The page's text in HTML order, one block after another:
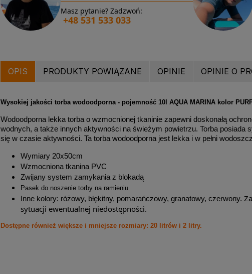
Masz pytanie? Zadzwoń:
+48 531 533 033
OPIS PRODUKTY POWIĄZANE OPINIE OPINIE O
Wysokiej jakości torba wodoodporna - pojemność 10l AQUA MARINA kolor
Wodoodporna lekka torba o wzmocnionej tkaninie zapewni doskonałą
wodnych, a także innych aktywności na świeżym powietrzu. Torba
się w czasie aktywności. Ta torba wodoodporna jest lekka i w pełni
Wymiary 20x50cm
Wzmocniona tkanina PVC
Zwijany system zamykania z blokadą
Pasek do noszenie torby na ramieniu
Inne kolory: różowy, błękitny, pomarańczowy, granatowy, czerwony.
sytuacji ewentualnej niedostępności.
Dostępne również większe i mniejsze rozmiary: 20 litrów i 2 litry.